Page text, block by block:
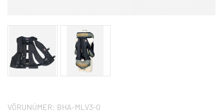
VÖRUNÚMER: BHA-MLV3-0